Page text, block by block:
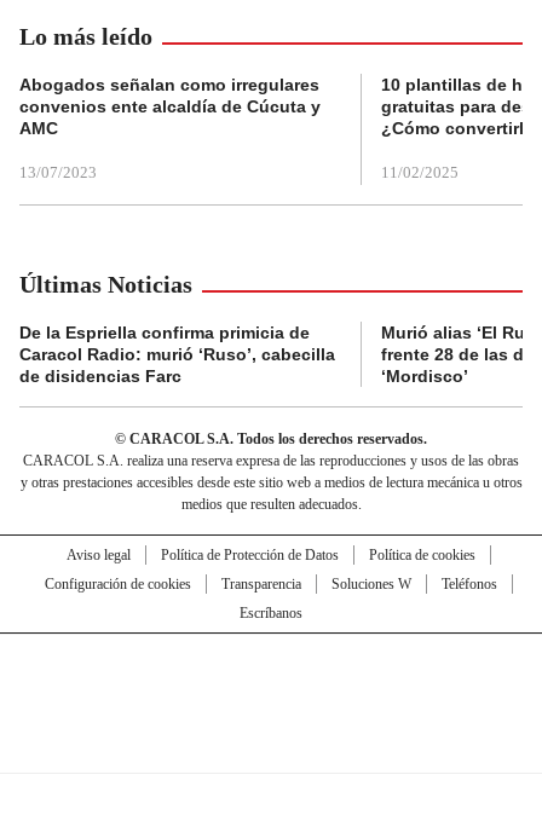
Lo más leído
Abogados señalan como irregulares
convenios ente alcaldía de Cúcuta y
AMC
13/07/2023
10 plantillas de
gratuitas para
¿Cómo convertirla
11/02/2025
Últimas Noticias
De la Espriella confirma primicia de
Caracol Radio: murió ‘Ruso’, cabecilla
de disidencias Farc
Murió alias ‘El
frente 28 de las
‘Mordisco’
© CARACOL S.A. Todos los derechos reservados.
CARACOL S.A. realiza una reserva expresa de las reproducciones y usos de las obras
y otras prestaciones accesibles desde este sitio web a medios de lectura mecánica u otros
medios que resulten adecuados.
Aviso legal Política de Protección de Datos
Política de cookies
Configuración de cookies
Transparencia Soluciones W
Teléfonos
Escríbanos